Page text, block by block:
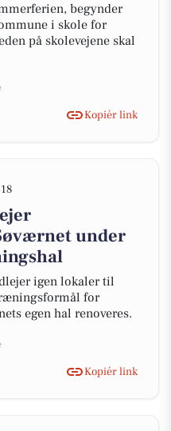
begynder
i skole for
på skolevejene skal
Kopiér link
under
igen lokaler til
for
egen hal renoveres.
Kopiér link